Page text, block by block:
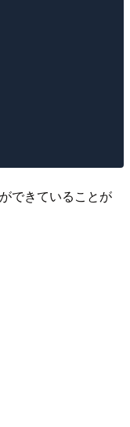
できていることが